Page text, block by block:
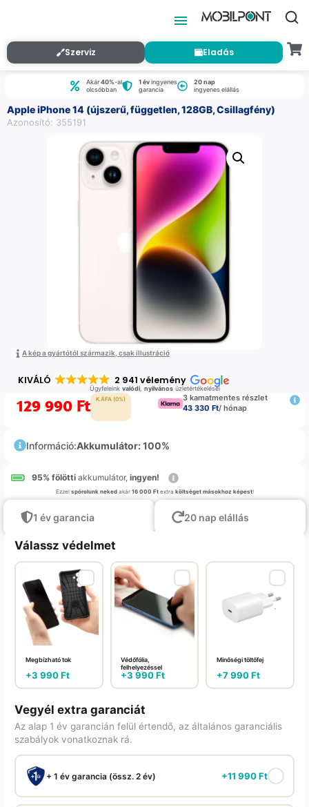
Szerviz Eladás
Akár40%-al
olcsóbban
1 évingyenes
garancia
20 nap
ingyenes elállás
Apple iPhone 14 (újszerű, független, 128GB, Csillagfény)
Azonosító: 355191
A kép a gyártótól származik, csak illustráció
KIVÁLÓ 2 941 vélemény
Ügyfeleink valódi, nyilvánosüzletértékelései
129 990 Ft K.ÁFA (0%)
3 kamatmentes részlet
43 330 Ft/ hónap
Információ:Akkumulátor: 100%
95% fölötti akkumulátor, ingyen!
Ezzel spórolunk nekedakár 16 000 Ftextra költséget másokhoz képest!
1 év garancia 20 nap elállás
Válassz védelmet
Megbízható tok
+3 990Ft
Védőfólia,
felhelyezéssel
+3 990Ft
Minőségi töltőfej
+7 990Ft
Vegyél extra garanciát
Az alap 1 év garancián felül értendő, az általános garanciális
szabályok vonatkoznak rá.
+ 1 év garancia (össz. 2 év) +11 990Ft